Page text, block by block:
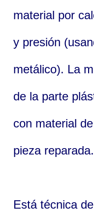
material por
y presión
metálico). La
de la parte
con material
pieza reparada.
Está técnica